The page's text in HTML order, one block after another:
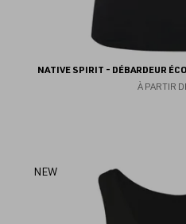
NATIVE SPIRIT - DÉBARDEUR
À PARTIR
NEW